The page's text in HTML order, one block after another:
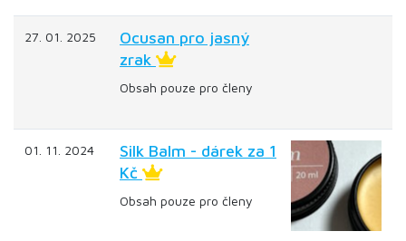
27. 01. 2025
Ocusan pro jasný
zrak
Obsah pouze pro členy
01. 11. 2024
Silk Balm - dárek za 1
Kč
Obsah pouze pro členy